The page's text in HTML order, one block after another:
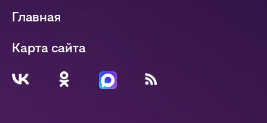
Главная
Карта сайта